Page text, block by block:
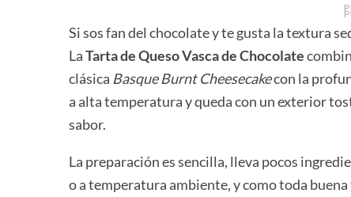
Si sos fan del chocolate y te gusta la textura
LaTarta de Queso Vasca de Chocolate
clásica Basque Burnt Cheesecakecon la
a alta temperatura y queda con un exterior
sabor.
La preparación es sencilla, lleva pocos
o a temperatura ambiente, y como toda